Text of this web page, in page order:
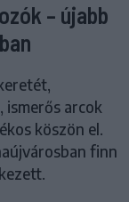
– újabb
ismerős arcok
köszön el.
finn